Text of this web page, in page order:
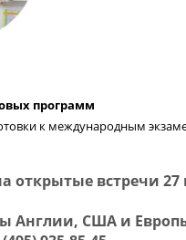
программ
к международным
открытые встречи
Англии, США и